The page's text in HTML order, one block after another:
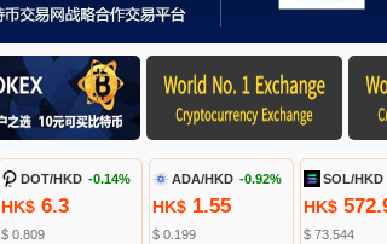
DOT/HKD -0.14%
HK$6.3
$ 0.809
ADA/HKD -0.92%
HK$1.55
$ 0.199
SOL/HKD
HK$
$ 73.544